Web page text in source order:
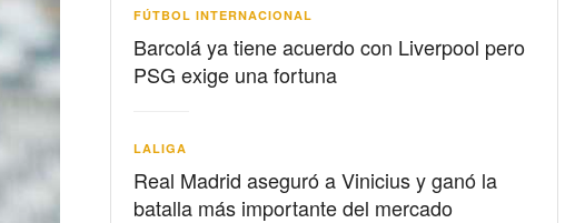
FÚTBOL INTERNACIONAL
Barcolá ya tiene acuerdo con Liverpool pero
PSG exige una fortuna
LALIGA
Real Madrid aseguró a Vinicius y ganó la
batalla más importante del mercado